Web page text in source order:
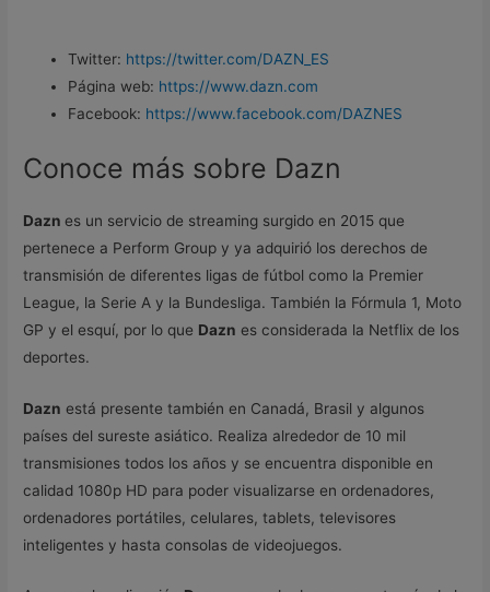
Twitter: https://twitter.com/DAZN_ES
Página web: https://www.dazn.com
Facebook: https://www.facebook.com/DAZNES
Conoce más sobre Dazn
Daznes un servicio de streaming surgido en 2015 que
pertenece a Perform Group y ya adquirió los derechos de
transmisión de diferentes ligas de fútbol como la Premier
League, la Serie A y la Bundesliga. También la Fórmula 1, Moto
GP y el esquí, por lo que Dazn es considerada la Netflix de los
deportes.
Dazn está presente también en Canadá, Brasil y algunos
países del sureste asiático. Realiza alrededor de 10 mil
transmisiones todos los años y se encuentra disponible en
calidad 1080p HD para poder visualizarse en ordenadores,
ordenadores portátiles, celulares, tablets, televisores
inteligentes y hasta consolas de videojuegos.